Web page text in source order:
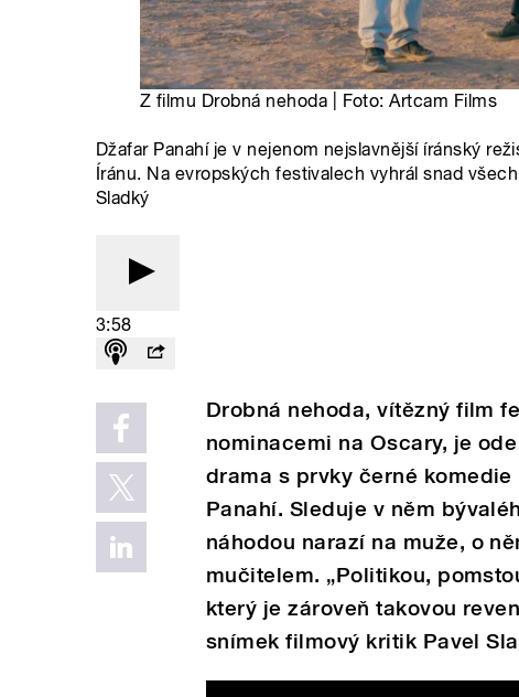
Z filmu Drobná nehoda | Foto: Artcam Films
Džafar Panahí je v nejenom nejslavnější íránský
Íránu. Na evropských festivalech vyhrál snad
Sladký
3:58
Drobná nehoda, vítězný film
nominacemi na Oscary, je
drama s prvky černé
Panahí. Sleduje v něm
náhodou narazí na muže, o
mučitelem. „Politikou,
který je zároveň takovou
snímek filmový kritik Pavel